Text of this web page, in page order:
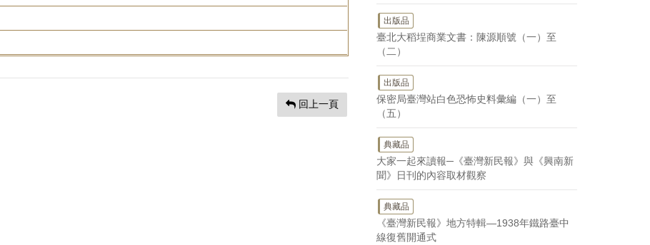
回上一頁
出版品
臺北大稻埕商業文書：陳源順號（一）至
（二）
出版品
保密局臺灣站白色恐怖史料彙編（一）至
（五）
典藏品
大家一起來讀報─《臺灣新民報》與《興南新
聞》日刊的內容取材觀察
典藏品
《臺灣新民報》地方特輯—1938年鐵路臺中
線復舊開通式